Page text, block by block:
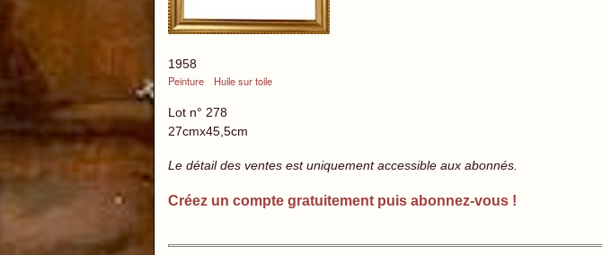
1958
Peinture
Huile sur toile
Lot n° 278
27cmx45,5cm
Le détail des ventes est uniquement accessible aux abonnés.
Créez un compte gratuitement puis abonnez-vous !